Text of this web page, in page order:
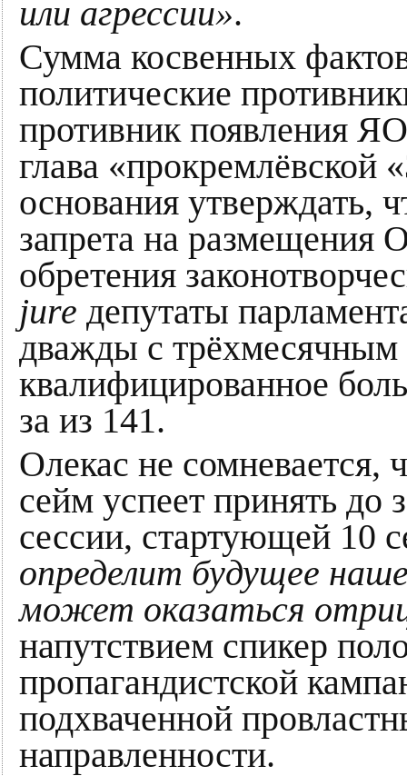
или агрессии».
Сумма косвенных
политические
противник появления
глава «прокремлёвской
основания утверждать,
запрета на
обретения
jure депутаты
дважды с
квалифицированное
за из 141.
Олекас не сомневается,
сейм успеет принять до
сессии, стартующей 10
определит будущее
может оказаться
напутствием спикер
пропагандистской
подхваченной
направленности.